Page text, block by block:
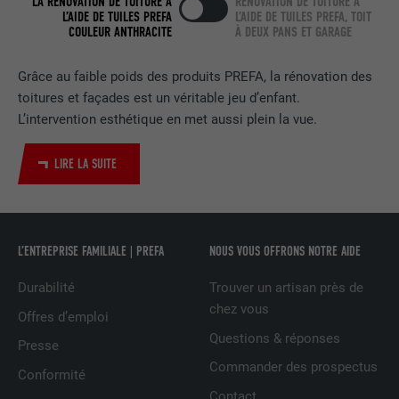
Grâce au faible poids des produits PREFA, la rénovation des
toitures et façades est un véritable jeu d’enfant.
L’intervention esthétique en met aussi plein la vue.
LIRE LA SUITE
L’AIDE DE TUILES PREFA
COULEUR ANTHRACITE
L’AIDE DE TUILES PREFA, TOIT
À DEUX PANS ET GARAGE
L’ENTREPRISE FAMILIALE | PREFA
Durabilité
Offres d’emploi
Presse
Conformité
NOUS VOUS OFFRONS NOTRE AIDE
Trouver un artisan près de
chez vous
Questions & réponses
Commander des prospectus
UTILITÉ
Utilisé par le service de réseau social
LinkedIn pour suivre l'utilisation de
services intégrés
NOM
Est utilisé pour suivre l'utilisateur sur
la publicité adaptée aux préférences de